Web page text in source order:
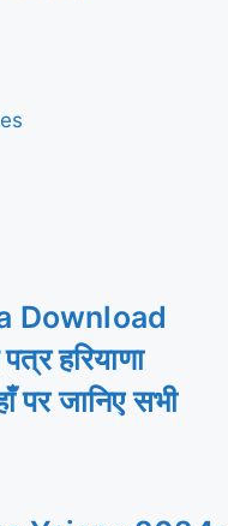
Download
हरियाणा
पर जानिए सभी